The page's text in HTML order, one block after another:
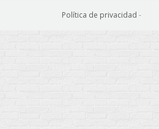
Política de privacidad -